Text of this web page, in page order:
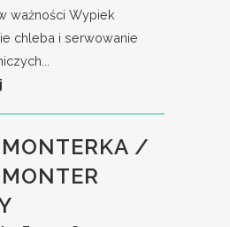
ważności Wypiek
chleba i serwowanie
/